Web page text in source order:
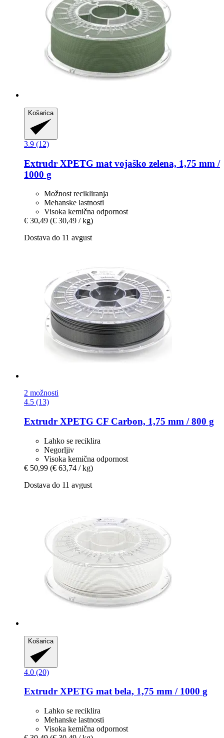
Košarica
3.9 (12)
Extrudr XPETG mat vojaško zelena, 1,75 mm /
1000 g
Možnost recikliranja
Mehanske lastnosti
Visoka kemična odpornost
€ 30,49 (€ 30,49 / kg)
Dostava do 11 avgust
2 možnosti
4.5 (13)
Extrudr XPETG CF Carbon, 1,75 mm / 800 g
Lahko se reciklira
Negorljiv
Visoka kemična odpornost
€ 50,99 (€ 63,74 / kg)
Dostava do 11 avgust
Košarica
4.0 (20)
Extrudr XPETG mat bela, 1,75 mm / 1000 g
Lahko se reciklira
Mehanske lastnosti
Visoka kemična odpornost